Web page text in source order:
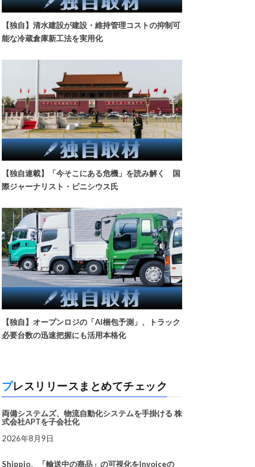
【独自】清水建設が建設・維持管理コストの抑制可
能な冷蔵倉庫新工法を実用化
【独自連載】「今そこにある危機」を読み解く 国
際ジャーナリスト・ビニシウス氏
【独自】オープンロジの「AI梱包予測」、トラック
必要台数の迅速把握にも活用本格化
プレスリリースまとめてチェック
両備システムズ、物流自動化システムを手掛ける 株
式会社APTを子会社化
2026年8月9日
Shippio、「輸送中の商品」の可視化をInvoiceの